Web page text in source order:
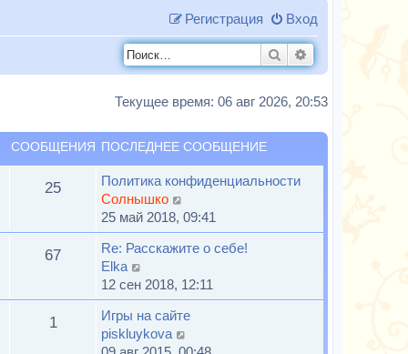
Вход
Регистрация
Поиск
Текущее время: 06 авг 2026, 20:53
СООБЩЕНИЯ ПОСЛЕДНЕЕ СООБЩЕНИЕ
25
Политика конфиденциальности
Солнышко
е
р
е
т
к
п
25 май 2018, 09:41
67
Re: Расскажите о себе!
Elka
е
р
е
й
12 сен 2018, 12:11
1
Игры на сайте
piskluykova
е